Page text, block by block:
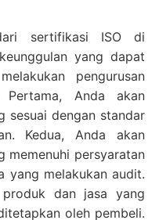
sertifikasi ISO di
yang dapat
pengurusan
Anda akan
sesuai dengan standar
Kedua, Anda akan
memenuhi persyaratan
yang melakukan audit.
dan jasa yang
oleh pembeli.